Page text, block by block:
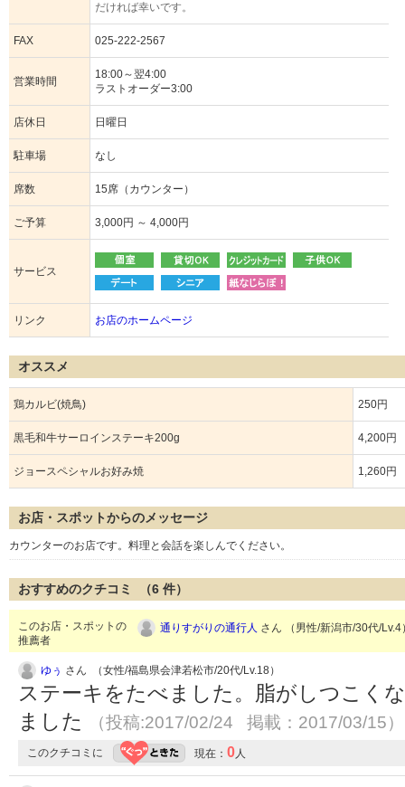
だければ幸いです。
FAX 025-222-2567
営業時間
18:00～翌4:00
ラストオーダー3:00
店休日 日曜日
駐車場 なし
席数 15席（カウンター）
ご予算 3,000円 ～ 4,000円
サービス
リンク お店のホームページ
オススメ
鶏カルビ(焼鳥) 250円
黒毛和牛サーロインステーキ200g 4,200円
ジョースペシャルお好み焼 1,260円
お店・スポットからのメッセージ
カウンターのお店です。料理と会話を楽しんでください。
おすすめのクチコミ （6 件）
このお店・スポットの
推薦者
通りすがりの通行人 さん （男性/新潟市/30代/
ゆぅ さん （女性/福島県会津若松市/20代/Lv.18）
ステーキをたべました。脂がしつこく
ました
（投稿:2017/02/24 掲載：2017/03/15）
このクチコミに 現在： 0人